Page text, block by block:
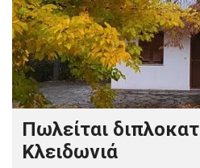
Πωλείται
Κλειδωνιά